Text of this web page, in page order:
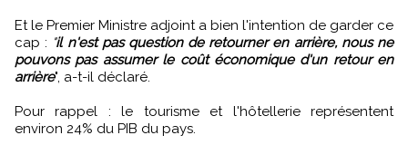
Et le Premier Ministre adjoint a bien l'intention de garder ce
cap : "il n'est pas question de retourner en arrière, nous ne
pouvons pas assumer le coût économique d'un retour en
arrière", a-t-il déclaré.
Pour rappel : le tourisme et l'hôtellerie représentent
environ 24% du PIB du pays.